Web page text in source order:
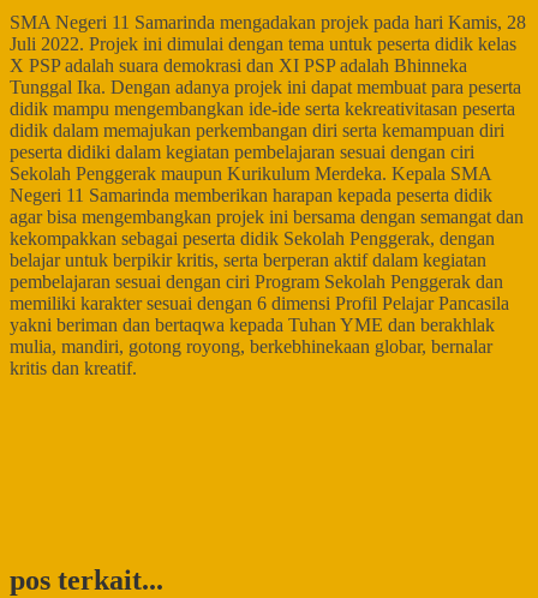
SMA Negeri 11 Samarinda mengadakan projek pada hari Kamis, 28
Juli 2022. Projek ini dimulai dengan tema untuk peserta didik kelas
X PSP adalah suara demokrasi dan XI PSP adalah Bhinneka
Tunggal Ika. Dengan adanya projek ini dapat membuat para peserta
didik mampu mengembangkan ide-ide serta kekreativitasan peserta
didik dalam memajukan perkembangan diri serta kemampuan diri
peserta didiki dalam kegiatan pembelajaran sesuai dengan ciri
Sekolah Penggerak maupun Kurikulum Merdeka. Kepala SMA
Negeri 11 Samarinda memberikan harapan kepada peserta didik
agar bisa mengembangkan projek ini bersama dengan semangat dan
kekompakkan sebagai peserta didik Sekolah Penggerak, dengan
belajar untuk berpikir kritis, serta berperan aktif dalam kegiatan
pembelajaran sesuai dengan ciri Program Sekolah Penggerak dan
memiliki karakter sesuai dengan 6 dimensi Profil Pelajar Pancasila
yakni beriman dan bertaqwa kepada Tuhan YME dan berakhlak
mulia, mandiri, gotong royong, berkebhinekaan globar, bernalar
kritis dan kreatif.
pos terkait...